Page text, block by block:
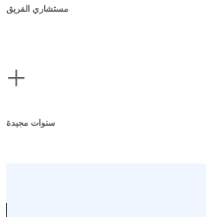
مستشاري الفريق
+
سنوات مجيدة